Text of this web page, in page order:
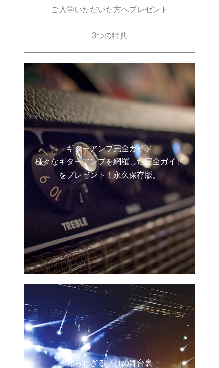
ご入学いただいた方へプレゼント
3つの特典
ギターアンプ完全ガイド
様々なギターアンプを網羅した完全ガイド
をプレゼント！永久保存版。
知られざるプロの舞台裏